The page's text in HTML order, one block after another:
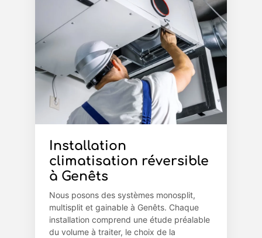
Installation
climatisation réversible
à Genêts
Nous posons des systèmes monosplit,
multisplit et gainable à Genêts. Chaque
installation comprend une étude préalable
du volume à traiter, le choix de la